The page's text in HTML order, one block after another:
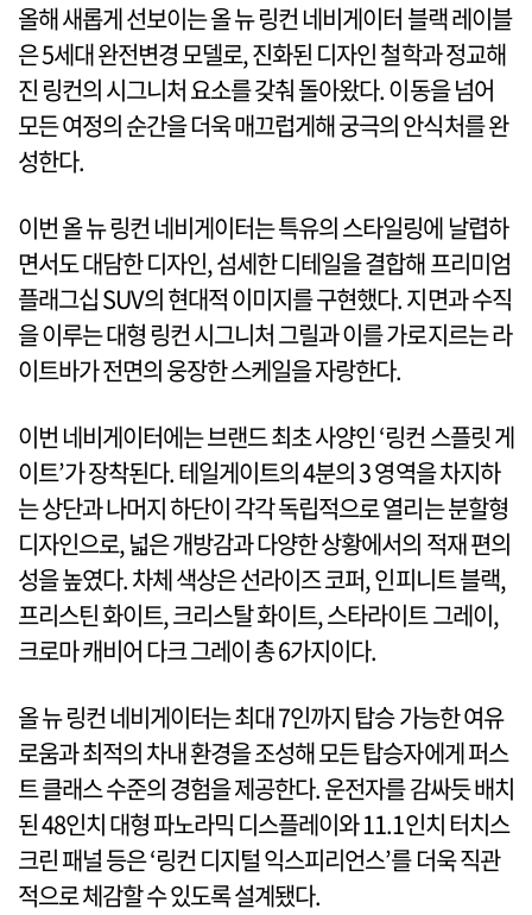
올해 새롭게 선보이는 올 뉴 링컨 네비게이터 블랙 레이블
은 5세대 완전변경 모델로, 진화된 디자인 철학과 정교해
진 링컨의 시그니처 요소를 갖춰 돌아왔다. 이동을 넘어
모든 여정의 순간을 더욱 매끄럽게해 궁극의 안식처를 완
성한다.
이번 올 뉴 링컨 네비게이터는 특유의 스타일링에 날렵하
면서도 대담한 디자인, 섬세한 디테일을 결합해 프리미엄
플래그십 SUV의 현대적 이미지를 구현했다. 지면과 수직
을 이루는 대형 링컨 시그니처 그릴과 이를 가로지르는 라
이트바가 전면의 웅장한 스케일을 자랑한다.
이번 네비게이터에는 브랜드 최초 사양인 ‘링컨 스플릿 게
이트’가 장착된다. 테일게이트의 4분의 3 영역을 차지하
는 상단과 나머지 하단이 각각 독립적으로 열리는 분할형
디자인으로, 넓은 개방감과 다양한 상황에서의 적재 편의
성을 높였다. 차체 색상은 선라이즈 코퍼, 인피니트 블랙,
프리스틴 화이트, 크리스탈 화이트, 스타라이트 그레이,
크로마 캐비어 다크 그레이 총 6가지이다.
올 뉴 링컨 네비게이터는 최대 7인까지 탑승 가능한 여유
로움과 최적의 차내 환경을 조성해 모든 탑승자에게 퍼스
트 클래스 수준의 경험을 제공한다. 운전자를 감싸듯 배치
된 48인치 대형 파노라믹 디스플레이와 11.1인치 터치스
크린 패널 등은 ‘링컨 디지털 익스피리언스’를 더욱 직관
적으로 체감할 수 있도록 설계됐다.